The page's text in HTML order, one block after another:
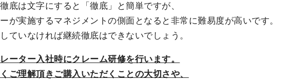
底は文字にすると「徹底」と簡単ですが、
が実施するマネジメントの側面となると非常に難易度が高いです。
ていなければ継続徹底はできないでしょう。
ーター入社時にクレーム研修を行います。
ご理解頂きご購入いただくことの大切さや、